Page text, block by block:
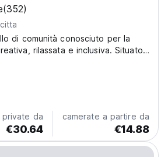
(352)
di comunità conosciuto per la
rilassata e inclusiva. Situato
private da
€30.64
camerate a partire da
€14.88